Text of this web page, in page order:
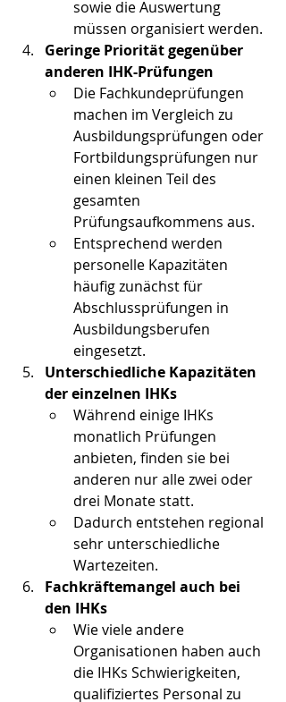
sowie die Auswertung
müssen organisiert werden.
Geringe Priorität gegenüber
anderen IHK-Prüfungen
Die Fachkundeprüfungen
machen im Vergleich zu
Ausbildungsprüfungen oder
Fortbildungsprüfungen nur
einen kleinen Teil des
gesamten
Prüfungsaufkommens aus.
Entsprechend werden
personelle Kapazitäten
häufig zunächst für
Abschlussprüfungen in
Ausbildungsberufen
eingesetzt.
Unterschiedliche Kapazitäten
der einzelnen IHKs
Während einige IHKs
monatlich Prüfungen
anbieten, finden sie bei
anderen nur alle zwei oder
drei Monate statt.
Dadurch entstehen regional
sehr unterschiedliche
Wartezeiten.
Fachkräftemangel auch bei
den IHKs
Wie viele andere
Organisationen haben auch
die IHKs Schwierigkeiten,
qualifiziertes Personal zu